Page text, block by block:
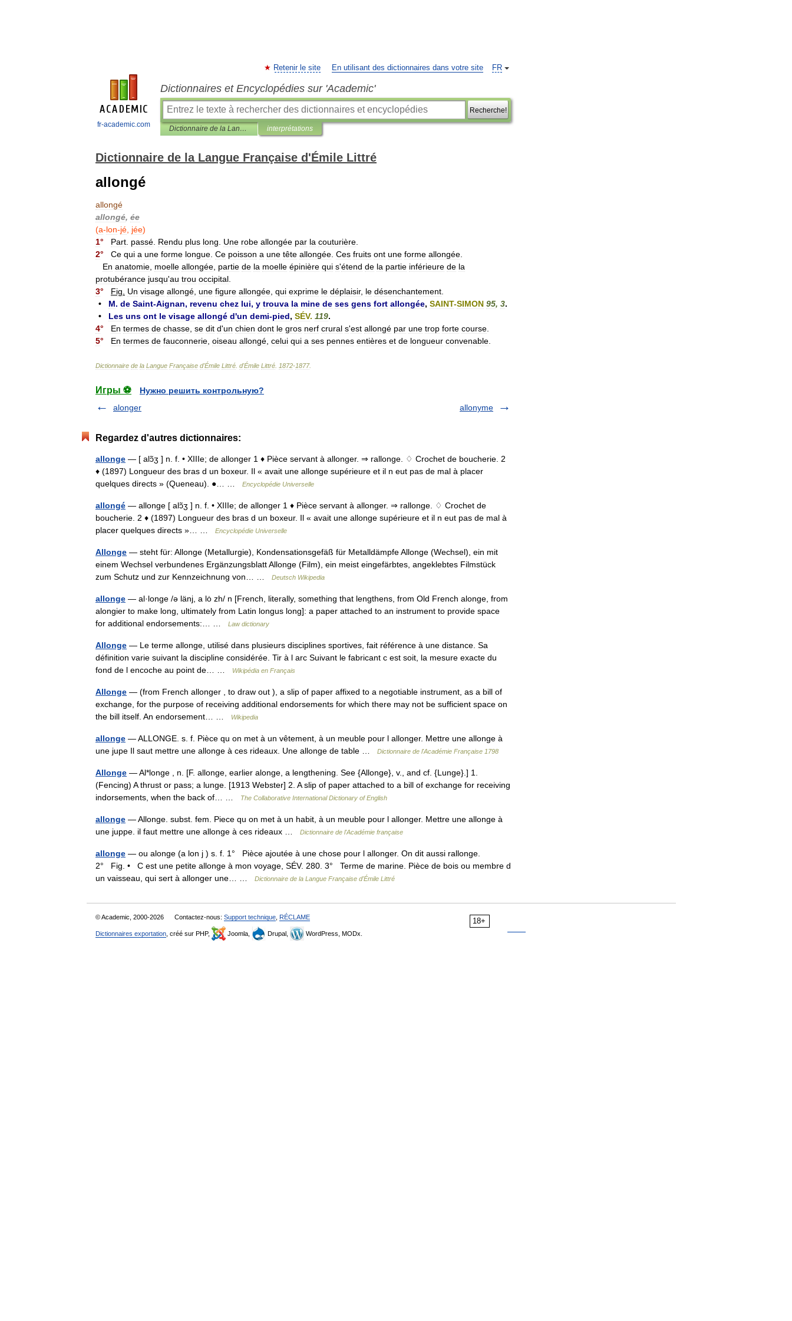
fr-academic.com
FR
Retenir le site En utilisant des dictionnaires dans votre site
Dictionnaires et Encyclopédies sur 'Academic'
Recherche!
Dictionnaire de la Langue Française d'Émile Littré interprétations
Dictionnaire de la Langue Française d'Émile Littré
allongé
allongé
allongé, ée
(a-lon-jé jée)
1° Part passé Rendu plus long Une robe allongée par la couturière
2° Ce qui a une forme longue Ce poisson a une tête allongée Ces fruits ont une forme allongée
En anatomie moelle allongée partie de la moelle épinière qui s'étend de la partie inférieure de la
protubérance jusqu'au trou occipital
3° Fig Un visage allongé une figure allongée qui exprime le déplaisir, le désenchantement
•
M. de Saint-Aignan, revenu chez lui, y trouva la mine de ses gens fort allongée, SAINT-SIMON 95, 3.
•
Les uns ont le visage allongé d'un demi-pied, SÉV. 119.
4° En termes de chasse se dit d'un chien dont le gros nerf crural s'est allongé par une trop forte course
5° En termes de fauconnerie oiseau allongé celui qui a ses pennes entières et de longueur convenable
Dictionnaire de la Langue Française d'Émile Littré d'Émile Littré 1872-1877.
Игры ⚽
Нужно решить контрольную?
alonger
allonyme
Regardez d'autres dictionnaires:
allonge — [ alɔ̃ʒ ] n. f. • XIIIe; de allonger 1 ♦ Pièce servant à allonger. ⇒ rallonge. ♢ Crochet de boucherie. 2
♦ (1897) Longueur des bras d un boxeur. Il « avait une allonge supérieure et il n eut pas de mal à placer
quelques directs » (Queneau). ●… …
Encyclopédie Universelle
allongé — allonge [ alɔ̃ʒ ] n. f. • XIIIe; de allonger 1 ♦ Pièce servant à allonger. ⇒ rallonge. ♢ Crochet de
boucherie. 2 ♦ (1897) Longueur des bras d un boxeur. Il « avait une allonge supérieure et il n eut pas de mal à
placer quelques directs »… …
Encyclopédie Universelle
Allonge — steht für: Allonge (Metallurgie), Kondensationsgefäß für Metalldämpfe Allonge (Wechsel), ein mit
einem Wechsel verbundenes Ergänzungsblatt Allonge (Film), ein meist eingefärbtes, angeklebtes Filmstück
zum Schutz und zur Kennzeichnung von… …
Deutsch Wikipedia
allonge — al·longe /ə länj, a lȯ zh/ n [French, literally, something that lengthens, from Old French alonge, from
alongier to make long, ultimately from Latin longus long]: a paper attached to an instrument to provide space
for additional endorsements:… …
Law dictionary
Allonge — Le terme allonge, utilisé dans plusieurs disciplines sportives, fait référence à une distance. Sa
définition varie suivant la discipline considérée. Tir à l arc Suivant le fabricant c est soit, la mesure exacte du
fond de l encoche au point de… …
Wikipédia en Français
Allonge — (from French allonger , to draw out ), a slip of paper affixed to a negotiable instrument, as a bill of
exchange, for the purpose of receiving additional endorsements for which there may not be sufficient space on
the bill itself. An endorsement… …
Wikipedia
allonge — ALLONGE. s. f. Pièce qu on met à un vêtement, à un meuble pour l allonger. Mettre une allonge à
une jupe Il saut mettre une allonge à ces rideaux. Une allonge de table …
Dictionnaire de l'Académie Française 1798
Allonge — Al*longe , n. [F. allonge, earlier alonge, a lengthening. See {Allonge}, v., and cf. {Lunge}.] 1.
(Fencing) A thrust or pass; a lunge. [1913 Webster] 2. A slip of paper attached to a bill of exchange for receiving
indorsements, when the back of… …
The Collaborative International Dictionary of English
allonge — Allonge. subst. fem. Piece qu on met à un habit, à un meuble pour l allonger. Mettre une allonge à
une juppe. il faut mettre une allonge à ces rideaux …
Dictionnaire de l'Académie française
allonge — ou alonge (a lon j ) s. f. 1° Pièce ajoutée à une chose pour l allonger. On dit aussi rallonge.
2° Fig. • C est une petite allonge à mon voyage, SÉV. 280. 3° Terme de marine. Pièce de bois ou membre d
un vaisseau, qui sert à allonger une… …
Dictionnaire de la Langue Française d'Émile Littré
18+
© Academic, 2000-2026 Contactez-nous: Support technique RÉCLAME
Dictionnaires exportation , créé sur PHP, Joomla, Drupal, WordPress, MODx.